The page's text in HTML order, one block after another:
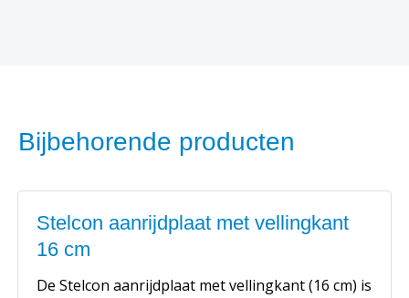
Bijbehorende producten
Stelcon aanrijdplaat met vellingkant
16 cm
De Stelcon aanrijdplaat met vellingkant (16 cm) is